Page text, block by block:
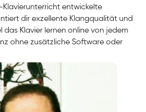
Klavierunterricht entwickelte
dir exzellente Klangqualität und
das Klavier lernen online von jedem
ohne zusätzliche Software oder